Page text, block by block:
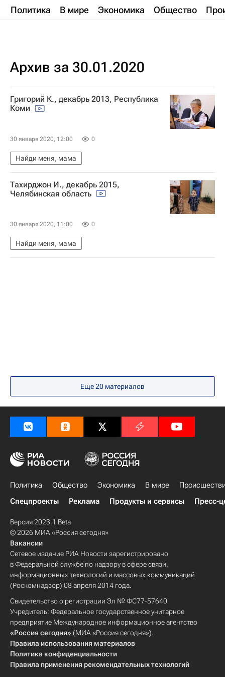
Политика В мире Экономика Общество
Архив за 30.01.2020
Григорий К., декабрь 2013, Республика
Коми
30 января 2020, 12:00 0
Найди меня, мама
Тахирджон И., декабрь 2015,
Челябинская область
30 января 2020, 11:00 0
Найди меня, мама
Еще 20 материалов
Политика Общество Экономика В мире
Спецпроекты
Реклама Продукты и сервисы Пресс-
Версия 2023.1 Beta
© 2026 МИА «Россия сегодня»
Вакансии
Сетевое издание РИА Новости зарегистрировано
в Федеральной службе по надзору в сфере связи,
информационных технологий и массовых коммуникаций
(Роскомнадзор) 08 апреля 2014 года.
Свидетельство о регистрации Эл № ФС77-57640
Учредитель: Федеральное государственное унитарное
предприятие Международное информационное агентство
«Россия сегодня» (МИА «Россия сегодня»).
Правила использования материалов
Политика конфиденциальности
Правила применения рекомендательных технологий